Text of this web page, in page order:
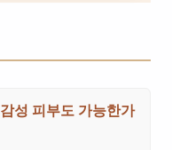
성 피부도 가능한가